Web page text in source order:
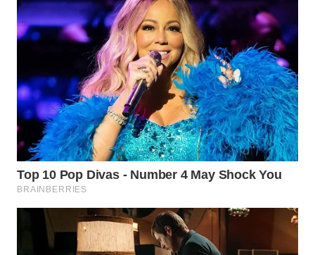
WN
WN
MADURA
WN
SURABAYA
WN
NATUNA
WN